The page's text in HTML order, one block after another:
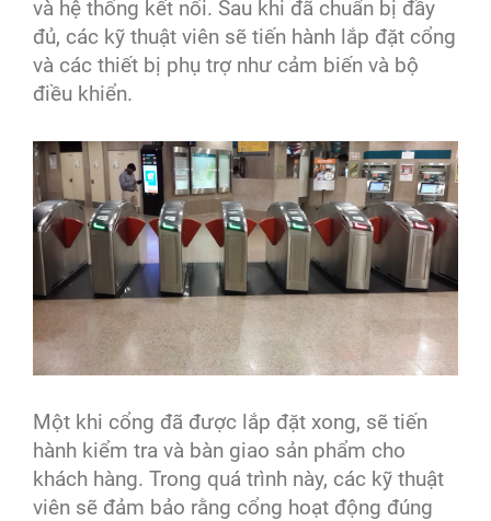
và hệ thống kết nối. Sau khi đã chuẩn bị đầy
đủ, các kỹ thuật viên sẽ tiến hành lắp đặt cổng
và các thiết bị phụ trợ như cảm biến và bộ
điều khiển.
Một khi cổng đã được lắp đặt xong, sẽ tiến
hành kiểm tra và bàn giao sản phẩm cho
khách hàng. Trong quá trình này, các kỹ thuật
viên sẽ đảm bảo rằng cổng hoạt động đúng